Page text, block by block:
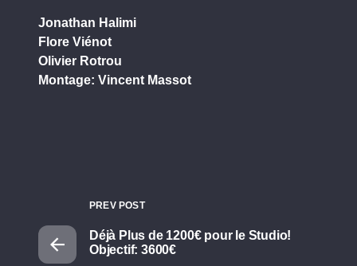
Jonathan Halimi
Flore Viénot
Olivier Rotrou
Montage: Vincent Massot
PREV POST
Déjà Plus de 1200€ pour le Studio!
Objectif: 3600€